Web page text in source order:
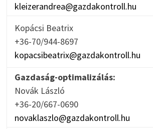
kleizerandrea@gazdakontroll.hu
Kopácsi Beatrix
+36-70/944-8697
kopacsibeatrix@gazdakontroll.hu
Gazdaság-optimalizálás:
Novák László
+36-20/667-0690
novaklaszlo@gazdakontroll.hu